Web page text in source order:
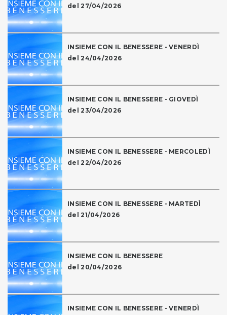
del 27/04/2026
INSIEME CON IL BENESSERE - VENERDÌ
del 24/04/2026
INSIEME CON IL BENESSERE - GIOVEDÌ
del 23/04/2026
INSIEME CON IL BENESSERE - MERCOLEDÌ
del 22/04/2026
INSIEME CON IL BENESSERE - MARTEDÌ
del 21/04/2026
INSIEME CON IL BENESSERE
del 20/04/2026
INSIEME CON IL BENESSERE - VENERDÌ